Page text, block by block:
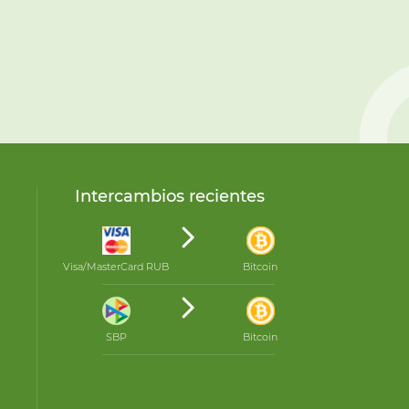
Intercambios recientes
Visa/MasterCard RUB Bitcoin
SBP Bitcoin